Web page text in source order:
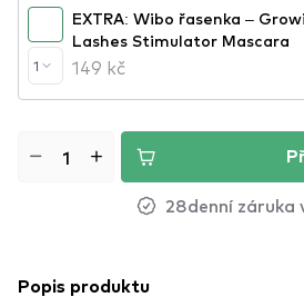
1
EXTRA: Wibo řasenka –
Lashes Stimulator Mascara
149 kč
28denní záruka
Popis produktu